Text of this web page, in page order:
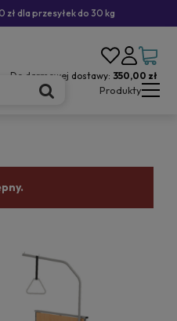
dla przesyłek do 30 kg
Do darmowej dostawy: 350,00 zł
Produkty